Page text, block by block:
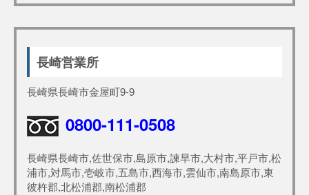
長崎営業所
長崎県長崎市金屋町9-9
0800-111-0508
長崎県長崎市,佐世保市,島原市,諫早市,大村市,平戸市,松
浦市,対馬市,壱岐市,五島市,西海市,雲仙市,南島原市,東
彼杵郡,北松浦郡,南松浦郡